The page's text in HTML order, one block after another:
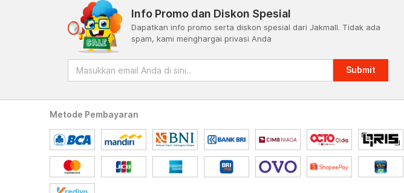
Info Promo dan Diskon Spesial
Dapatkan info promo serta diskon spesial dari Jakmall. Tidak ada
spam, kami menghargai privasi Anda
Submit
Metode Pembayaran